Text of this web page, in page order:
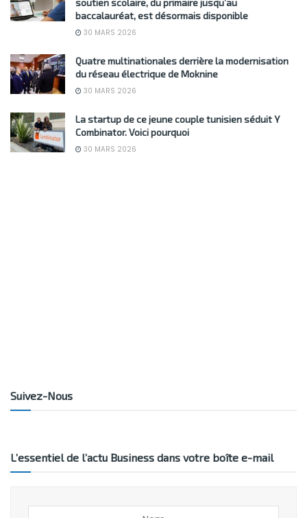
soutien scolaire, du primaire jusqu’au
baccalauréat, est désormais disponible
30 MARS 2026
Quatre multinationales derrière la modernisation
du réseau électrique de Moknine
30 MARS 2026
La startup de ce jeune couple tunisien séduit Y
Combinator. Voici pourquoi
30 MARS 2026
Suivez-Nous
L’essentiel de l’actu Business dans votre boîte e-mail